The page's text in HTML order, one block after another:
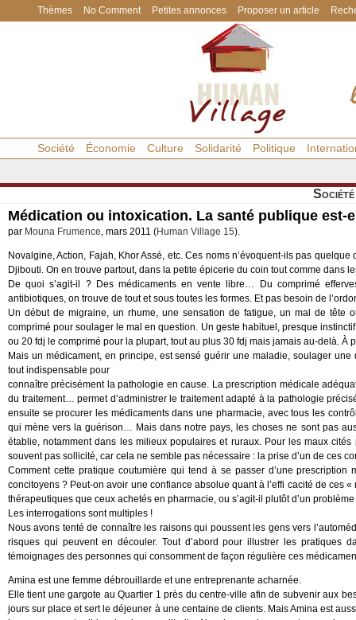
Thèmes No Comment Petites annonces Proposer un article
Société Économie Culture Solidarité Politique
Société
Médication ou intoxication. La santé publique est-
par Mouna Frumence, mars 2011 (Human Village 15).
Novalgine, Action, Fajah, Khor Assé, etc. Ces noms n’évoquent-ils pas
Djibouti. On en trouve partout, dans la petite épicerie du coin tout comme dans
De quoi s’agit-il ? Des médicaments en vente libre… Du comprimé
antibiotiques, on trouve de tout et sous toutes les formes. Et pas besoin de
Un début de migraine, un rhume, une sensation de fatigue, un mal de
comprimé pour soulager le mal en question. Un geste habituel, presque
ou 20 fdj le comprimé pour la plupart, tout au plus 30 fdj mais jamais au-delà. À
Mais un médicament, en principe, est sensé guérir une maladie, soulager
tout indispensable pour
connaître précisément la pathologie en cause. La prescription médicale
du traitement… permet d’administrer le traitement adapté à la pathologie
ensuite se procurer les médicaments dans une pharmacie, avec tous les
qui mène vers la guérison… Mais dans notre pays, les choses ne sont pas
établie, notamment dans les milieux populaires et ruraux. Pour les maux
souvent pas sollicité, car cela ne semble pas nécessaire : la prise d’un de ces
Comment cette pratique coutumière qui tend à se passer d’une
concitoyens ? Peut-on avoir une confiance absolue quant à l’effi cacité de ces
thérapeutiques que ceux achetés en pharmacie, ou s’agit-il plutôt d’un
Les interrogations sont multiples !
Nous avons tenté de connaître les raisons qui poussent les gens vers
risques qui peuvent en découler. Tout d’abord pour illustrer les
témoignages des personnes qui consomment de façon régulière ces
Amina est une femme débrouillarde et une entreprenante acharnée.
Elle tient une gargote au Quartier 1 près du centre-ville afin de subvenir aux
jours sur place et sert le déjeuner à une centaine de clients. Mais Amina est